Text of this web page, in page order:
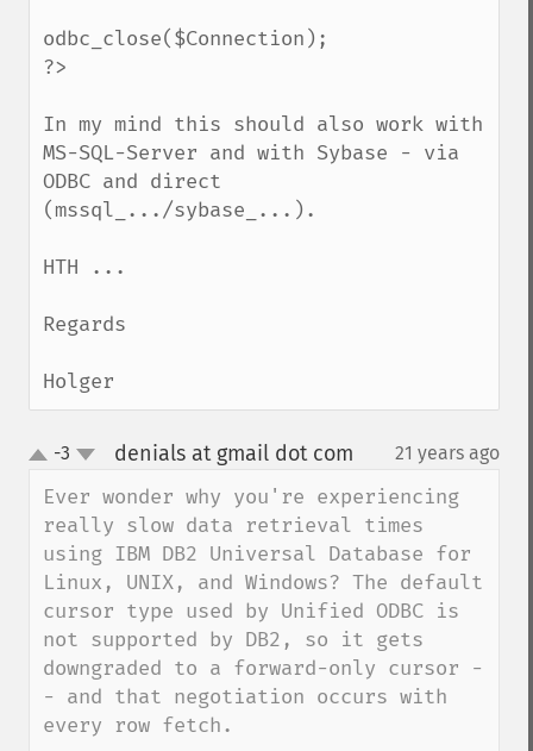
odbc_close($Connection);
?>
In my mind this should also work with
MS-SQL-Server and with Sybase - via
ODBC and direct
(mssql_.../sybase_...).
HTH ...
Regards
Holger
up-3 denials at gmail dot com 21 years ago
Ever wonder why you're experiencing
really slow data retrieval times
using IBM DB2 Universal Database for
Linux, UNIX, and Windows? The default
cursor type used by Unified ODBC is
not supported by DB2, so it gets
downgraded to a forward-only cursor -
- and that negotiation occurs with
every row fetch.